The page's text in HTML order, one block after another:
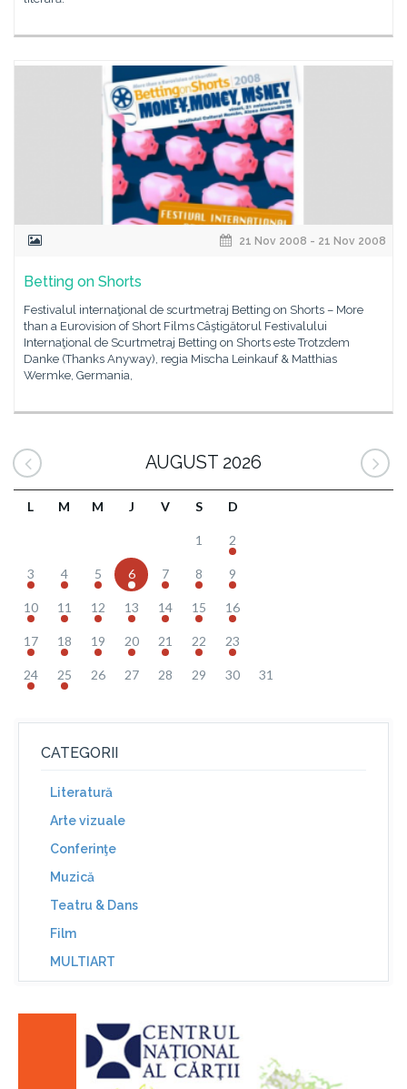
21 Nov 2008 - 21 Nov 2008
Betting on Shorts
Festivalul internaţional de scurtmetraj Betting on Shorts – More
than a Eurovision of Short Films Câştigătorul Festivalului
Internaţional de Scurtmetraj Betting on Shorts este Trotzdem
Danke (Thanks Anyway), regia Mischa Leinkauf & Matthias
Wermke, Germania,
AUGUST 2026
L M M J V S D
1 2
3 4 5 6 7 8 9
10 11 12 13 14 15 16
17 18 19 20 21 22 23
24 25 26 27 28 29 30 31
CATEGORII
Literatură
Arte vizuale
Conferinţe
Muzică
Teatru & Dans
Film
MULTIART